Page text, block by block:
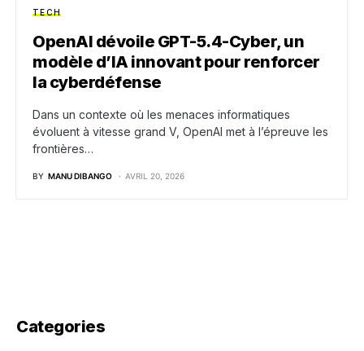
TECH
OpenAI dévoile GPT-5.4-Cyber, un
modèle d’IA innovant pour renforcer
la cyberdéfense
Dans un contexte où les menaces informatiques
évoluent à vitesse grand V, OpenAI met à l’épreuve les
frontières…
BY MANU DIBANGO AVRIL 20, 2026
Categories